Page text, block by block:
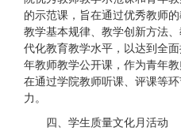
的示范课，旨在通过优秀教师
教学基本规律、教学创新方法
代化教育教学水平，以达到全
年教师教学公开课，作为青年
在通过学院教师听课、评课等
力。
四、学生质量文化月活动